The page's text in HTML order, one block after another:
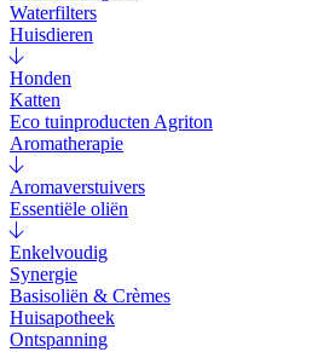
Waterfilters
Huisdieren
Honden
Katten
Eco tuinproducten Agriton
Aromatherapie
Aromaverstuivers
Essentiële oliën
Enkelvoudig
Synergie
Basisoliën & Crèmes
Huisapotheek
Ontspanning